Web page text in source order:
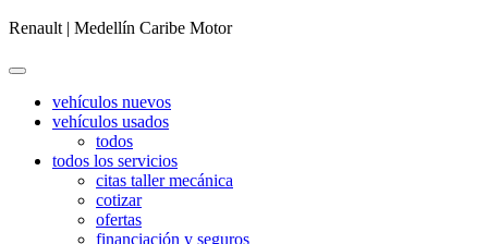
Renault | Medellín Caribe Motor
vehículos nuevos
vehículos usados
todos
todos los servicios
citas taller mecánica
cotizar
ofertas
financiación y seguros